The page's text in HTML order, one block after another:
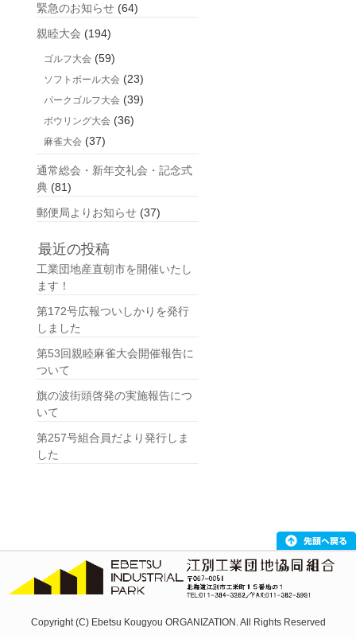
緊急のお知らせ (64)
親睦大会 (194)
ゴルフ大会 (59)
ソフトボール大会 (23)
パークゴルフ大会 (39)
ボウリング大会 (36)
麻雀大会 (37)
通常総会・新年交礼会・記念式
典 (81)
郵便局よりお知らせ (37)
最近の投稿
工業団地産直朝市を開催いたし
ます！
第172号広報ついしかりを発行
しました
第53回親睦麻雀大会開催報告に
ついて
旗の波街頭啓発の実施報告につ
いて
第257号組合員だより発行しま
した
Copyright (C) Ebetsu Kougyou ORGANIZATION. All Rights Reserved